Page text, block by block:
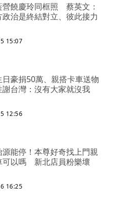
營饒慶玲同框照 蔡英文：
治是終結對立、彼此接力
15:07
豪捐50萬、親搭卡車送物
台灣：沒有大家就沒我
12:56
源能停！本尊好奇找上門親
可以嗎 新北店員粉樂壞
16:25